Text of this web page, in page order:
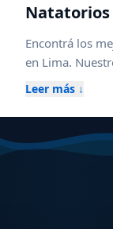
Natatorios
Encontrá los
en Lima.
escuelas de
con aqua gym,
Compará
servicios para
para
recreación o
Leer más ↓